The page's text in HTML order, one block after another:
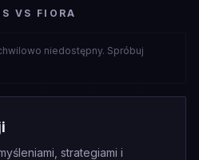
VS FIORA
niedostępny. Spróbuj
strategiami i